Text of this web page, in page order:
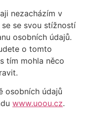
nezacházím v
se svou stížností
osobních údajů.
o tomto
tím mohla něco
osobních údajů
www.uoou.cz.